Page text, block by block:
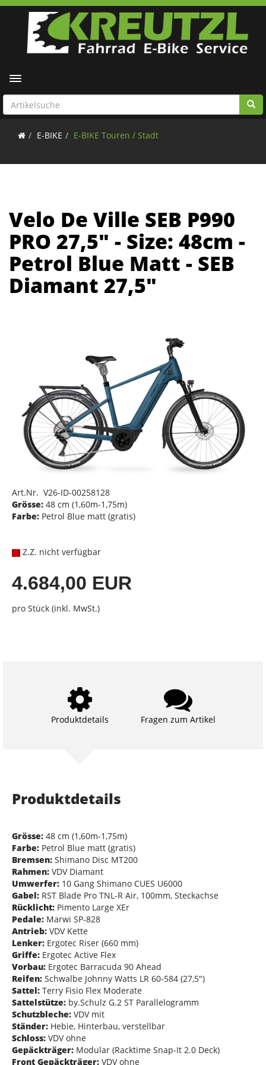
Toggle navigation
E-BIKE E-BIKE Touren / Stadt
Velo De Ville SEB P990
PRO 27,5" - Size: 48cm -
Petrol Blue Matt - SEB
Diamant 27,5"
Art.Nr. V26-ID-00258128
Grösse: 48 cm (1,60m-1,75m)
Farbe: Petrol Blue matt (gratis)
Z.Z. nicht verfügbar
4.684,00 EUR
pro Stück (inkl. MwSt.)
Produktdetails Fragen zum Artikel
Produktdetails
Grösse: 48 cm (1,60m-1,75m)
Farbe: Petrol Blue matt (gratis)
Bremsen: Shimano Disc MT200
Rahmen: VDV Diamant
Umwerfer: 10 Gang Shimano CUES U6000
Gabel: RST Blade Pro TNL-R Air, 100mm, Steckachse
Rücklicht: Pimento Large XEr
Pedale: Marwi SP-828
Antrieb: VDV Kette
Lenker: Ergotec Riser (660 mm)
Griffe: Ergotec Active Flex
Vorbau: Ergotec Barracuda 90 Ahead
Reifen: Schwalbe Johnny Watts LR 60-584 (27,5")
Sattel: Terry Fisio Flex Moderate
Sattelstütze: by.Schulz G.2 ST Parallelogramm
Schutzbleche: VDV mit
Ständer: Hebie, Hinterbau, verstellbar
Schloss: VDV ohne
Gepäckträger: Modular (Racktime Snap-It 2.0 Deck)
Front Gepäckträger: VDV ohne